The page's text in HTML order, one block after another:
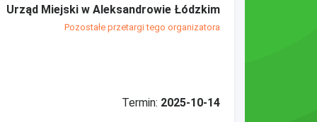
Urząd Miejski w Aleksandrowie Łódzkim
Pozostałe przetargi tego organizatora
Termin: 2025-10-14